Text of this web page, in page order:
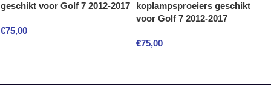
geschikt voor Golf 7 2012-2017
€75,00
koplampsproeiers geschikt
voor Golf 7 2012-2017
€75,00